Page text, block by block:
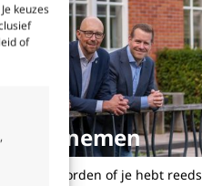
keuzes
of
opnemen
geworden of je hebt reeds